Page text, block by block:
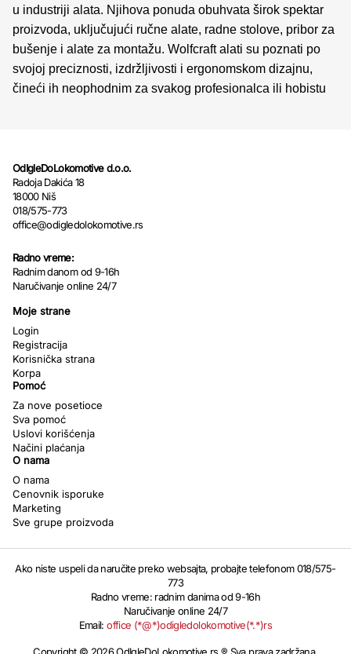
u industriji alata. Njihova ponuda obuhvata širok spektar
proizvoda, uključujući ručne alate, radne stolove, pribor za
bušenje i alate za montažu. Wolfcraft alati su poznati po
svojoj preciznosti, izdržljivosti i ergonomskom dizajnu,
čineći ih neophodnim za svakog profesionalca ili hobistu
OdIgleDoLokomotive d.o.o.
Radoja Dakića 18
18000 Niš
018/575-773
office@odigledolokomotive.rs
Radno vreme:
Radnim danom od 9-16h
Naručivanje online 24/7
Moje strane
Login
Registracija
Korisnička strana
Korpa
Pomoć
Za nove posetioce
Sva pomoć
Uslovi korišćenja
Načini plaćanja
O nama
O nama
Cenovnik isporuke
Marketing
Sve grupe proizvoda
Ako niste uspeli da naručite preko websajta, probajte telefonom 018/575-
773
Radno vreme: radnim danima od 9-16h
Naručivanje online 24/7
Email:office (*@*)odigledolokomotive(*.*)rs
Copyright © 2026 OdIgleDoLokomotive.rs ® Sva prava zadržana.